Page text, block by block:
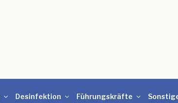
Desinfektion Führungskräfte